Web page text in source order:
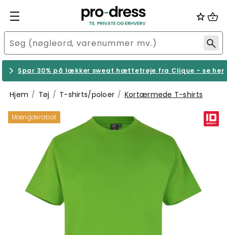
Spar 30% på lækker sweat hættetrøje fra Clique - se her
Hjem Tøj T-shirts/poloer Kortærmede T-shirts
Mængderabat